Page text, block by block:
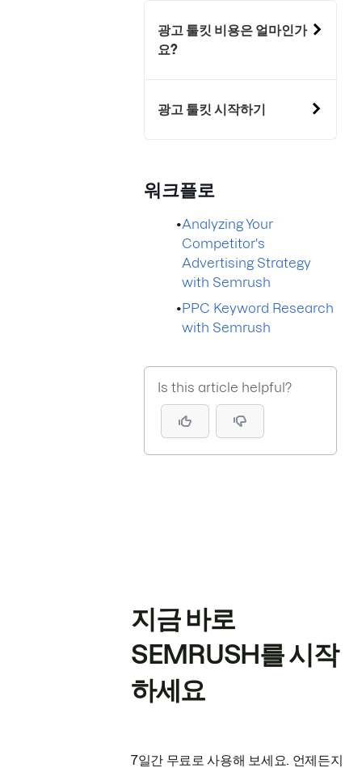
광고 툴킷 비용은 얼마인가
요?
광고 툴킷 시작하기
워크플로
•Analyzing Your
Competitor's
Advertising Strategy
with Semrush
•PPC Keyword Research
with Semrush
Is this article helpful?
지금 바로
SEMRUSH를 시작
하세요
7일간 무료로 사용해 보세요. 언제든지